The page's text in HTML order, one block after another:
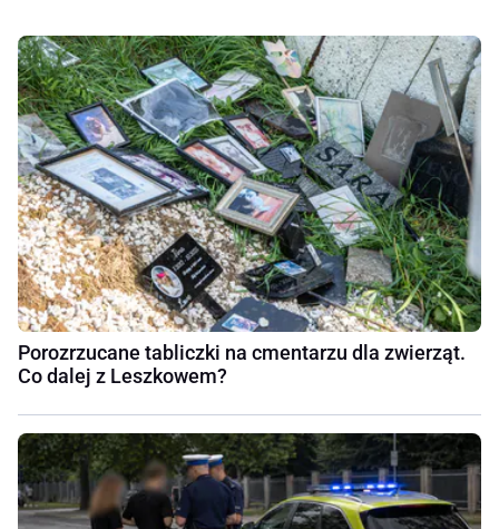
Porozrzucane tabliczki na cmentarzu dla zwierząt.
Co dalej z Leszkowem?